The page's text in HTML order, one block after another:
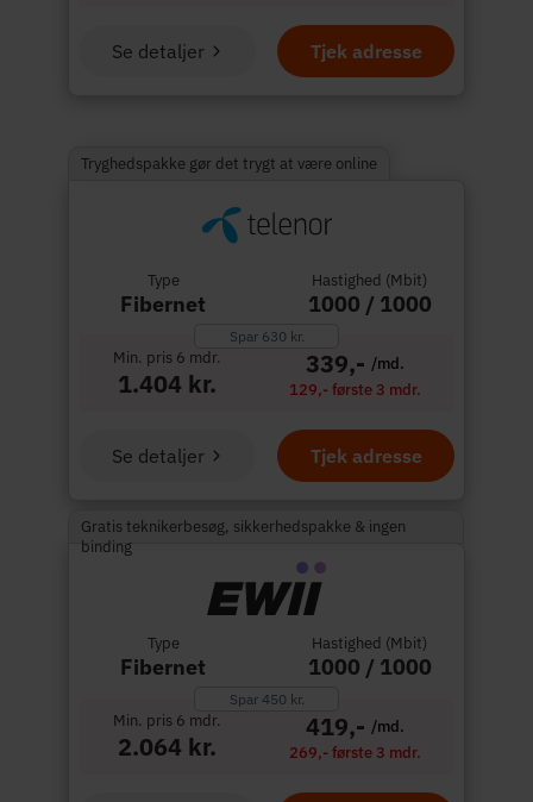
Tjek adresse
Se detaljer
Tryghedspakke gør det trygt at være online
Type
Fibernet
Hastighed (Mbit)
1000 / 1000
Spar 630 kr.
Min. pris 6 mdr.
1.404 kr.
339,- /md.
129,- første 3 mdr.
Tjek adresse
Se detaljer
Gratis teknikerbesøg, sikkerhedspakke & ingen
binding
Type
Fibernet
Hastighed (Mbit)
1000 / 1000
Spar 450 kr.
Min. pris 6 mdr.
2.064 kr.
419,- /md.
269,- første 3 mdr.